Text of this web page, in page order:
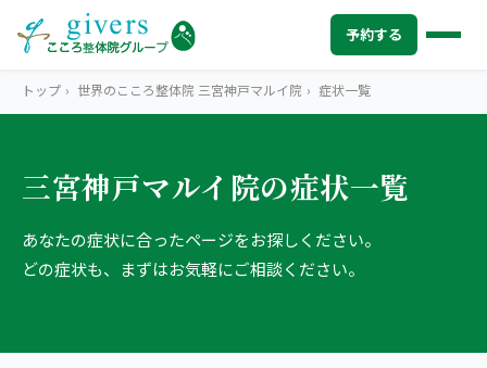
予約する
HOME トップ
SYMPTOMS 症状から探す
腰痛
トップ › 世界のこころ整体院 三宮神戸マルイ院 › 症状一覧
三宮神戸マルイ院の症状一覧
あなたの症状に合ったページをお探しください。
どの症状も、まずはお気軽にご相談ください。